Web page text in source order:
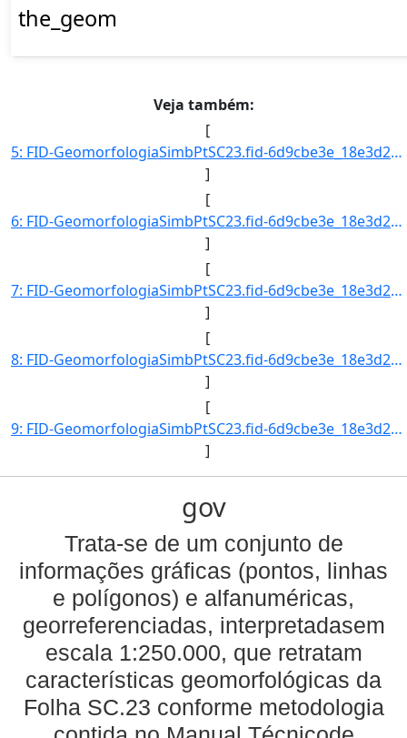
the_geom
Veja também:
[
5: FID-GeomorfologiaSimbPtSC23.fid-6d9cbe3e_18e3d2ac254_-6e2a-Folha-SC23-Codigo_Grupo_Genese-11-Nome_Gr]
]
[
6: FID-GeomorfologiaSimbPtSC23.fid-6d9cbe3e_18e3d2ac254_-6e29-Folha-SC23-Codigo_Grupo_Genese-11-Nome_Gr]
]
[
7: FID-GeomorfologiaSimbPtSC23.fid-6d9cbe3e_18e3d2ac254_-6e28-Folha-SC23-Codigo_Grupo_Genese-11-Nome_Gr]
]
[
8: FID-GeomorfologiaSimbPtSC23.fid-6d9cbe3e_18e3d2ac254_-6e27-Folha-SC23-Codigo_Grupo_Genese-11-Nome_Gr]
]
[
9: FID-GeomorfologiaSimbPtSC23.fid-6d9cbe3e_18e3d2ac254_-6e26-Folha-SC23-Codigo_Grupo_Genese-11-Nome_Gr]
]
gov
Trata-se de um conjunto de
informações gráficas (pontos, linhas
e polígonos) e alfanuméricas,
georreferenciadas, interpretadasem
escala 1:250.000, que retratam
características geomorfológicas da
Folha SC.23 conforme metodologia